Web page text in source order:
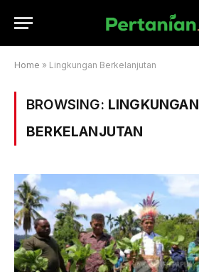
Home » Lingkungan Berkelanjutan
BROWSING: LINGKUNGAN
BERKELANJUTAN